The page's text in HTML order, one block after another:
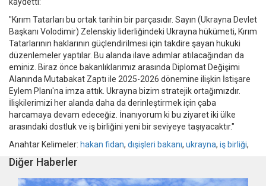
"Kırım Tatarları bu ortak tarihin bir parçasıdır. Sayın (Ukrayna Devlet
Başkanı Volodimir) Zelenskiy liderliğindeki Ukrayna hükümeti, Kırım
Tatarlarının haklarının güçlendirilmesi için takdire şayan hukuki
düzenlemeler yaptılar. Bu alanda ilave adımlar atılacağından da
eminiz. Biraz önce bakanlıklarımız arasında Diplomat Değişimi
Alanında Mutabakat Zaptı ile 2025-2026 dönemine ilişkin İstişare
Eylem Planı'na imza attık. Ukrayna bizim stratejik ortağımızdır.
İlişkilerimizi her alanda daha da derinleştirmek için çaba
harcamaya devam edeceğiz. İnanıyorum ki bu ziyaret iki ülke
arasındaki dostluk ve iş birliğini yeni bir seviyeye taşıyacaktır."
Anahtar Kelimeler: hakan fidan, dışişleri bakanı, ukrayna, iş birliği,
Diğer Haberler